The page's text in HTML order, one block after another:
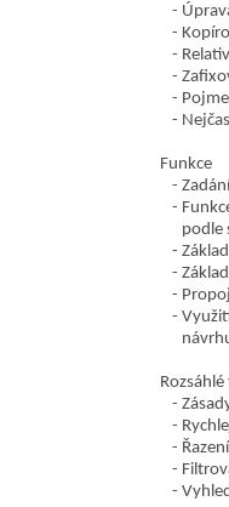
Funkce
podle